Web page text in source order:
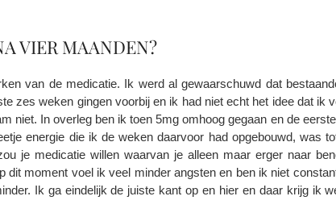
VIER MAANDEN?
van de medicatie. Ik werd al gewaarschuwd dat
zes weken gingen voorbij en ik had niet echt het idee dat ik
niet. In overleg ben ik toen 5mg omhoog gegaan en de
energie die ik de weken daarvoor had opgebouwd, was
je medicatie willen waarvan je alleen maar erger naar
moment voel ik veel minder angsten en ben ik niet
Ik ga eindelijk de juiste kant op en hier en daar krijg ik